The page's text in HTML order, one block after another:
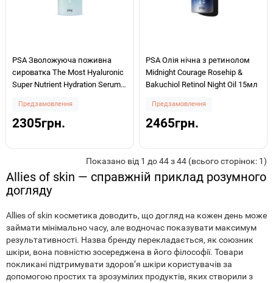
PSA Зволожуюча поживна
сироватка The Most Hyaluronic
Super Nutrient Hydration Serum
Предзамовлення
2305грн.
PSA Олія нічна з ретинолом
Midnight Courage Rosehip &
Bakuchiol Retinol Night Oil 15мл
Предзамовлення
2465грн.
Показано від 1 до 44 з 44 (всього сторінок: 1)
Allies of skin — справжній приклад розумного
догляду​
Allies of skin косметика доводить, що догляд на кожен день може
займати мінімально часу, але водночас показувати максимум
результативності. Назва бренду перекладається, як союзник
шкіри, вона повністю зосереджена в його філософії. Товари
покликані підтримувати здоров’я шкіри користувачів за
допомогою простих та зрозумілих продуктів, яких створили з